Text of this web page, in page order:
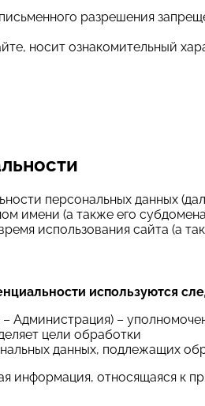
разрешения
носит ознакомительный
персональных данных
имени (а также его
использования сайта (а
используются
– Администрация) –
цели обработки
данных, подлежащих
информация, относящаяся к